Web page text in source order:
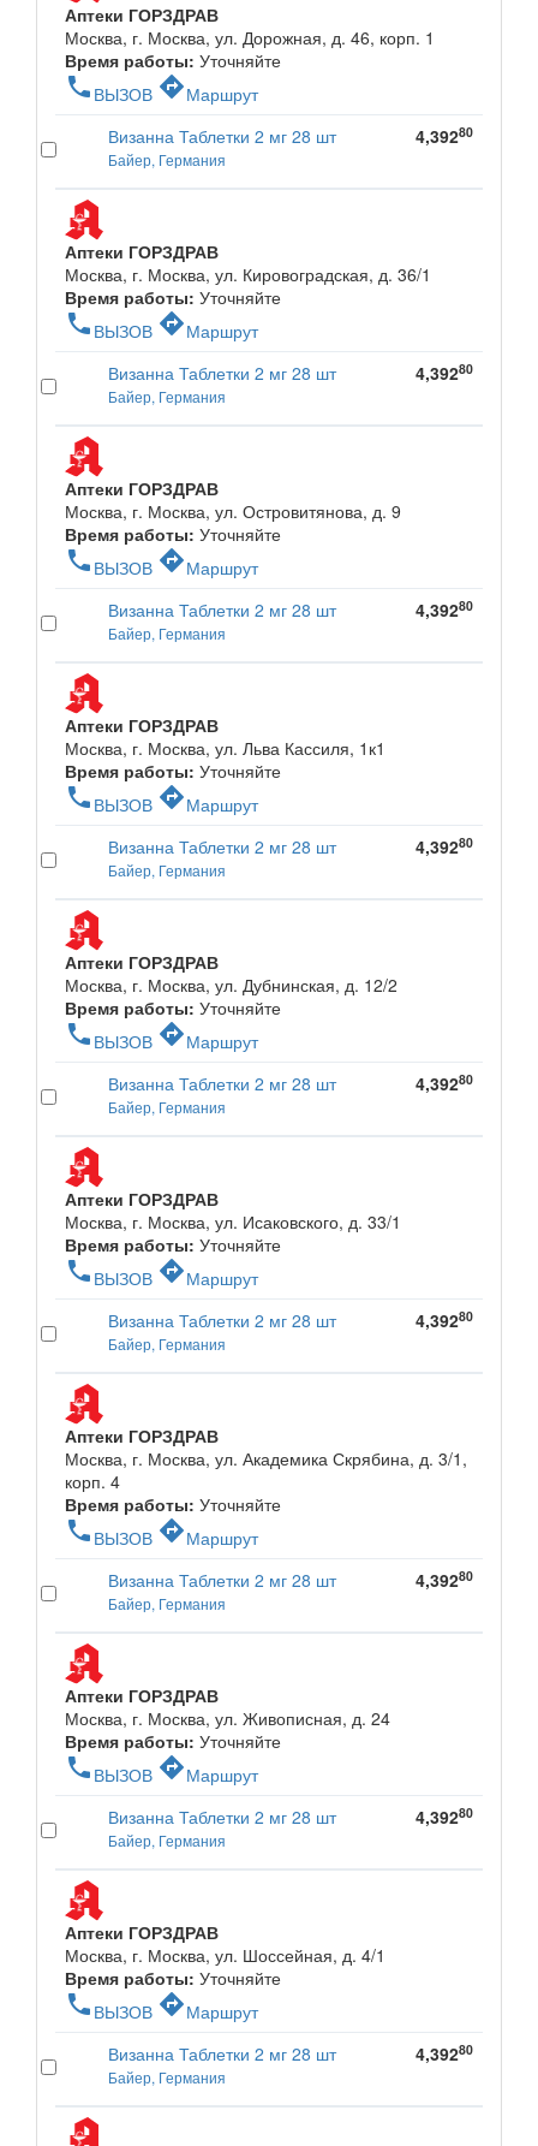
Аптеки ГОРЗДРАВ
Москва, г. Москва, ул. Дорожная, д. 46, корп. 1
Время работы: Уточняйте
phone ВЫЗОВ directionsМаршрут
Визанна Таблетки 2 мг 28 шт
Байер, Германия
4,39280
Аптеки ГОРЗДРАВ
Москва, г. Москва, ул. Кировоградская, д. 36/1
Время работы: Уточняйте
phone ВЫЗОВ directionsМаршрут
Визанна Таблетки 2 мг 28 шт
Байер, Германия
4,39280
Аптеки ГОРЗДРАВ
Москва, г. Москва, ул. Островитянова, д. 9
Время работы: Уточняйте
phone ВЫЗОВ directionsМаршрут
Визанна Таблетки 2 мг 28 шт
Байер, Германия
4,39280
Аптеки ГОРЗДРАВ
Москва, г. Москва, ул. Льва Кассиля, 1к1
Время работы: Уточняйте
phone ВЫЗОВ directionsМаршрут
Визанна Таблетки 2 мг 28 шт
Байер, Германия
4,39280
Аптеки ГОРЗДРАВ
Москва, г. Москва, ул. Дубнинская, д. 12/2
Время работы: Уточняйте
phone ВЫЗОВ directionsМаршрут
Визанна Таблетки 2 мг 28 шт
Байер, Германия
4,39280
Аптеки ГОРЗДРАВ
Москва, г. Москва, ул. Исаковского, д. 33/1
Время работы: Уточняйте
phone ВЫЗОВ directionsМаршрут
Визанна Таблетки 2 мг 28 шт
Байер, Германия
4,39280
Аптеки ГОРЗДРАВ
Москва, г. Москва, ул. Академика Скрябина, д. 3/1,
корп. 4
Время работы: Уточняйте
phone ВЫЗОВ directionsМаршрут
Визанна Таблетки 2 мг 28 шт
Байер, Германия
4,39280
Аптеки ГОРЗДРАВ
Москва, г. Москва, ул. Живописная, д. 24
Время работы: Уточняйте
phone ВЫЗОВ directionsМаршрут
Визанна Таблетки 2 мг 28 шт
Байер, Германия
4,39280
Аптеки ГОРЗДРАВ
Москва, г. Москва, ул. Шоссейная, д. 4/1
Время работы: Уточняйте
phone ВЫЗОВ directionsМаршрут
Визанна Таблетки 2 мг 28 шт
Байер, Германия
4,39280